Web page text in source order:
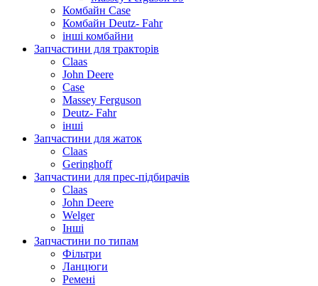
Комбайн Case
Комбайн Deutz- Fahr
інші комбайни
Запчастини для тракторів
Claas
John Deere
Case
Massey Ferguson
Deutz- Fahr
інші
Запчастини для жаток
Claas
Geringhoff
Запчастини для прес-підбирачів
Claas
John Deere
Welger
Інші
Запчастини по типам
Фільтри
Ланцюги
Ремені